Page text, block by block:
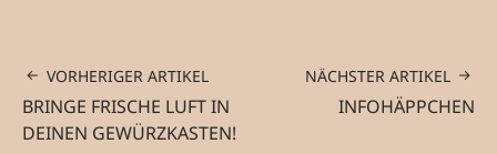
VORHERIGER ARTIKEL
BRINGE FRISCHE LUFT IN
DEINEN GEWÜRZKASTEN!
NÄCHSTER ARTIKEL
INFOHÄPPCHEN